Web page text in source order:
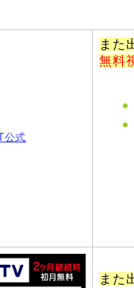
公式
また
無料
また